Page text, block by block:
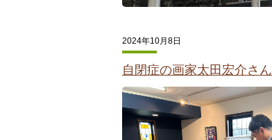
2024年10月8日
自閉症の画家太田宏介さん